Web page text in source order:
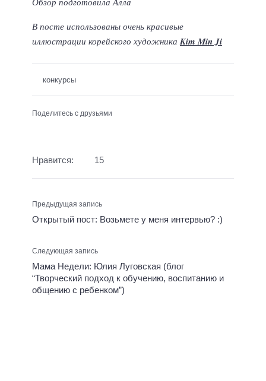
В посте использованы очень красивые
иллюстрации корейского художникаKim Min Ji
конкурсы
Поделитесь с друзьями
Нравится: 15
Предыдущая запись
Открытый пост: Возьмете у меня интервью? :)
Следующая запись
Мама Недели: Юлия Луговская (блог
“Творческий подход к обучению, воспитанию и
общению с ребенком”)